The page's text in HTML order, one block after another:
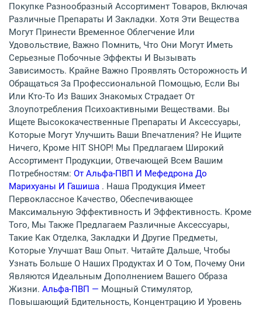
Покупке Разнообразный Ассортимент Товаров, Включая
Различные Препараты И Закладки. Хотя Эти Вещества
Могут Принести Временное Облегчение Или
Удовольствие, Важно Помнить, Что Они Могут Иметь
Серьезные Побочные Эффекты И Вызывать
Зависимость. Крайне Важно Проявлять Осторожность И
Обращаться За Профессиональной Помощью, Если Вы
Или Кто-То Из Ваших Знакомых Страдает От
Злоупотребления Психоактивными Веществами. Вы
Ищете Высококачественные Препараты И Аксессуары,
Которые Могут Улучшить Ваши Впечатления? Не Ищите
Ничего, Кроме HIT SHOP! Мы Предлагаем Широкий
Ассортимент Продукции, Отвечающей Всем Вашим
Потребностям: От Альфа-ПВП И Мефедрона До
Марихуаны И Гашиша . Наша Продукция Имеет
Первоклассное Качество, Обеспечивающее
Максимальную Эффективность И Эффективность. Кроме
Того, Мы Также Предлагаем Различные Аксессуары,
Такие Как Отделка, Закладки И Другие Предметы,
Которые Улучшат Ваш Опыт. Читайте Дальше, Чтобы
Узнать Больше О Наших Продуктах И О Том, Почему Они
Являются Идеальным Дополнением Вашего Образа
Жизни. Альфа-ПВП — Мощный Стимулятор,
Повышающий Бдительность, Концентрацию И Уровень